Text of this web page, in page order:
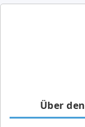
Über